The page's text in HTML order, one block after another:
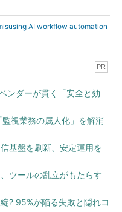
AI workflow automation
PR
ンダーが貫く「安全と効
視業務の属人化」を解消
基盤を刷新、安定運用を
ツールの乱立がもたらす
? 95%が陥る失敗と隠れコ